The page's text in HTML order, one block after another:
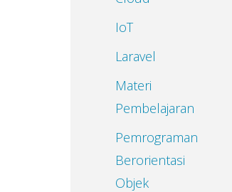
IoT
Laravel
Materi
Pembelajaran
Pemrograman
Berorientasi
Objek